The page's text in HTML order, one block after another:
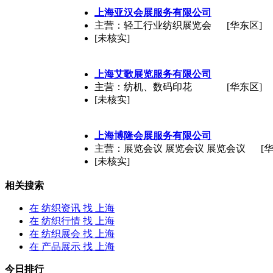
上海亚汉会展服务有限公司
主营：轻工行业纺织展览会
[未核实]
[华东区]
上海艾歌展览服务有限公司
主营：纺机、数码印花
[未核实]
[华东区]
上海博隆会展服务有限公司
主营：展览会议 展览会议 展览会议
[未核实]
[
相关搜索
在 纺织资讯 找 上海
在 纺织行情 找 上海
在 纺织展会 找 上海
在 产品展示 找 上海
今日排行